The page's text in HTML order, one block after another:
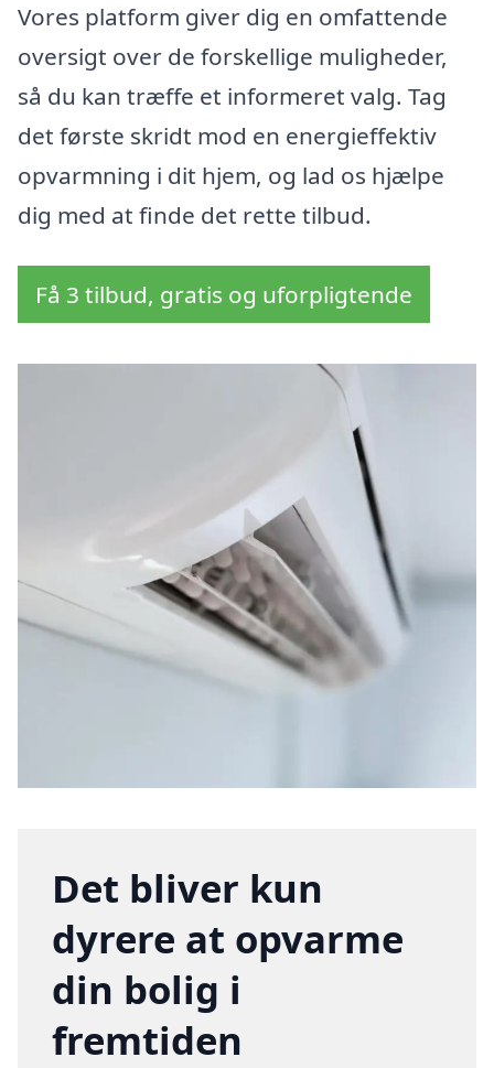
Vores platform giver dig en omfattende
oversigt over de forskellige muligheder,
så du kan træffe et informeret valg. Tag
det første skridt mod en energieffektiv
opvarmning i dit hjem, og lad os hjælpe
dig med at finde det rette tilbud.
Få 3 tilbud, gratis og uforpligtende
Det bliver kun
dyrere at opvarme
din bolig i
fremtiden